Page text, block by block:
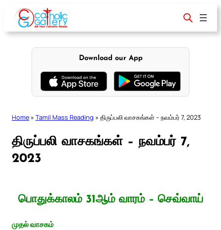
content
Download our App
Home » Tamil Mass Reading » திருப்பலி வாசகங்கள் – நவம்பர் 7, 2023
திருப்பலி வாசகங்கள் – நவம்பர் 7,
2023
பொதுக்காலம் 31ஆம் வாரம் – செவ்வாய்
முதல் வாசகம்